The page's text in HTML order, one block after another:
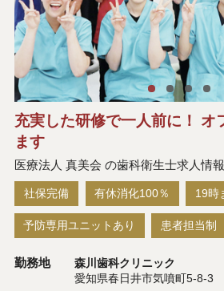
充実した研修で一人前に！ オ
ます
医療法人 真美会 の歯科衛生士求人情報
社保完備 有休消化100％ 19時
予防専用ユニットあり 患者担当制
勤務地 森川歯科クリニック
愛知県春日井市気噴町5-8-3